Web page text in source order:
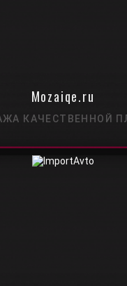
Mozaiqe.ru
КАЧЕСТВЕННОЙ